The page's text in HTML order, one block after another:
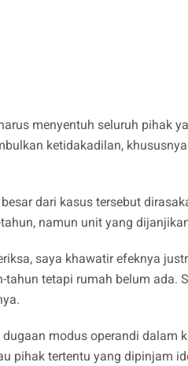
menyentuh seluruh pihak
ketidakadilan,
dari kasus tersebut
namun unit yang
saya khawatir efeknya
tahun tetapi rumah belum ada.
modus operandi dalam
pihak tertentu yang dipinjam